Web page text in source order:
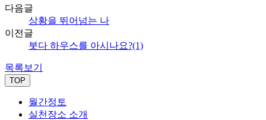
다음글
상황을 뛰어넘는 나
이전글
붓다 하우스를 아시나요?(1)
목록보기
TOP
월간정토
실천장소 소개